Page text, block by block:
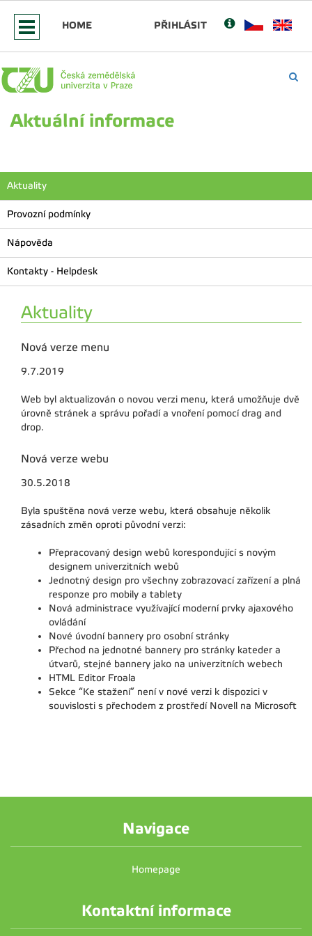
HOME PŘIHLÁSIT
Aktuální informace
Aktuality
Provozní podmínky
Nápověda
Kontakty - Helpdesk
Aktuality
Nová verze menu
9.7.2019
Web byl aktualizován o novou verzi menu, která umožňuje dvě
úrovně stránek a správu pořadí a vnoření pomocí drag and
drop.
Nová verze webu
30.5.2018
Byla spuštěna nová verze webu, která obsahuje několik
zásadních změn oproti původní verzi:
Přepracovaný design webů korespondující s novým
designem univerzitních webů
Jednotný design pro všechny zobrazovací zařízení a plná
responze pro mobily a tablety
Nová administrace využívající moderní prvky ajaxového
ovládání
Nové úvodní bannery pro osobní stránky
Přechod na jednotné bannery pro stránky kateder a
útvarů, stejné bannery jako na univerzitních webech
HTML Editor Froala
Sekce “Ke stažení” není v nové verzi k dispozici v
souvislosti s přechodem z prostředí Novell na Microsoft
Navigace
Homepage
Kontaktní informace